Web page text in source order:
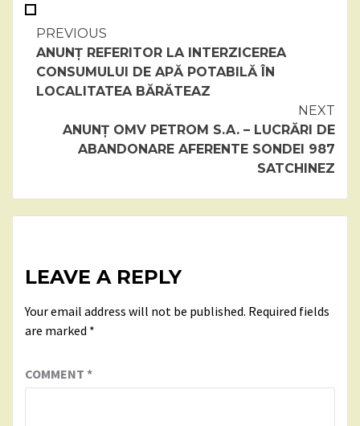
Continue
Reading
PREVIOUS
ANUNȚ REFERITOR LA INTERZICEREA
CONSUMULUI DE APĂ POTABILĂ ÎN
LOCALITATEA BĂRĂTEAZ
NEXT
ANUNȚ OMV PETROM S.A. – LUCRĂRI DE
ABANDONARE AFERENTE SONDEI 987
SATCHINEZ
LEAVE A REPLY
Your email address will not be published. Required fields
are marked *
COMMENT *